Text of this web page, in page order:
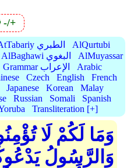
-/+
AtTabariy الطبري
AlQurtubi
AlBaghawi البغوي
AlMuyassar
Grammar الإعراب
Arabic
Czech English
French
Japanese Korean
Malay
Russian Somali
Spanish
Transliteration [+]
وَمَا لَكُمْ لَا
وَالرَّسُولُ